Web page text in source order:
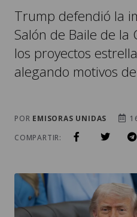
Trump defendió la
Salón de Baile de la
los proyectos
alegando motivos
POR EMISORAS UNIDAS
COMPARTIR: